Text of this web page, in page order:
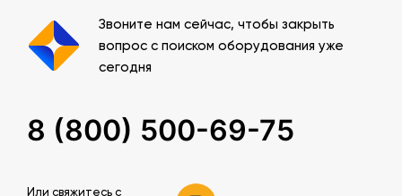
Звоните нам сейчас, чтобы закрыть
вопрос с поиском оборудования уже
сегодня
8 (800) 500-69-75
Или свяжитесь c